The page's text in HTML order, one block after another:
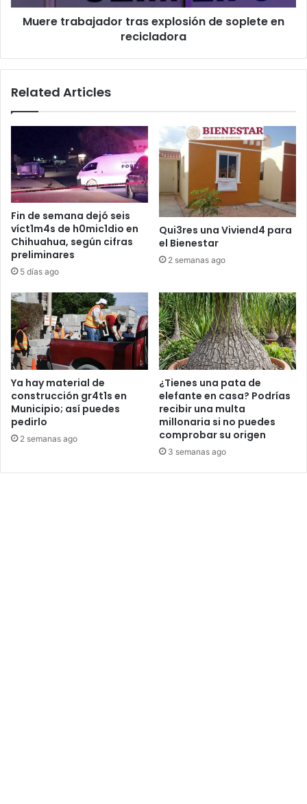
Muere trabajador tras explosión de soplete en
recicladora
Related Articles
Fin de semana dejó seis
víct1m4s de h0mic1dio en
Chihuahua, según cifras
preliminares
5 días ago
Qui3res una Viviend4 para
el Bienestar
2 semanas ago
Ya hay material de
construcción gr4t1s en
Municipio; así puedes
pedirlo
2 semanas ago
¿Tienes una pata de
elefante en casa? Podrías
recibir una multa
millonaria si no puedes
comprobar su origen
3 semanas ago